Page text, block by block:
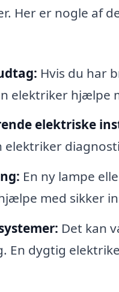
Her er nogle af
Hvis du har
elektriker hjælpe
elektriske
En ny lampe
med sikker
Det kan
En dygtig